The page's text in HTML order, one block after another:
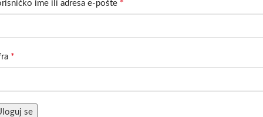
ime ili adresa e-pošte *
*
se